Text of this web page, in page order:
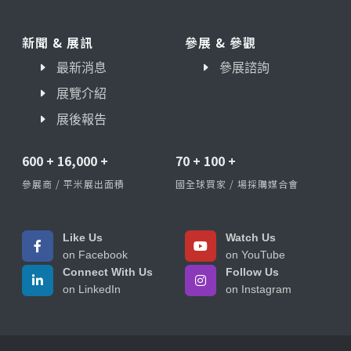
新聞 & 展訊
最新消息
展覽介紹
展後報告
參展 & 參觀
參展諮詢
600 + 16,000 +
參展商 / 平米展出面積
70 + 100 +
國全球買家 / 場採購媒合會
Like Us
on Facebook
Watch Us
on YouTube
Connect With Us
on LinkedIn
Follow Us
on Instagram